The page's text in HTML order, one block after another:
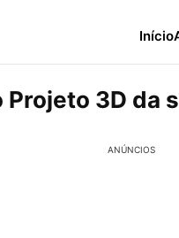
Início
Projeto 3D da
ANÚNCIOS